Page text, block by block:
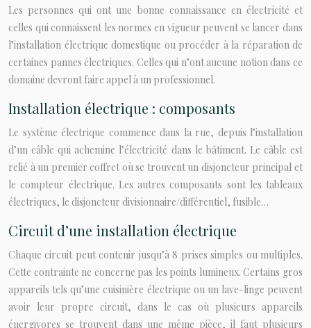
Les personnes qui ont une bonne connaissance en électricité et
celles qui connaissent les normes en vigueur peuvent se lancer dans
l’installation électrique domestique ou procéder à la réparation de
certaines pannes électriques. Celles qui n’ont aucune notion dans ce
domaine devront faire appel à un professionnel.
Installation électrique : composants
Le système électrique commence dans la rue, depuis l’installation
d’un câble qui achemine l’électricité dans le bâtiment. Le câble est
relié à un premier coffret où se trouvent un disjoncteur principal et
le compteur électrique. Les autres composants sont les tableaux
électriques, le disjoncteur divisionnaire/différentiel, fusible…
Circuit d’une installation électrique
Chaque circuit peut contenir jusqu’à 8 prises simples ou multiples.
Cette contrainte ne concerne pas les points lumineux. Certains gros
appareils tels qu’une cuisinière électrique ou un lave-linge peuvent
avoir leur propre circuit, dans le cas où plusieurs appareils
énergivores se trouvent dans une même pièce, il faut plusieurs